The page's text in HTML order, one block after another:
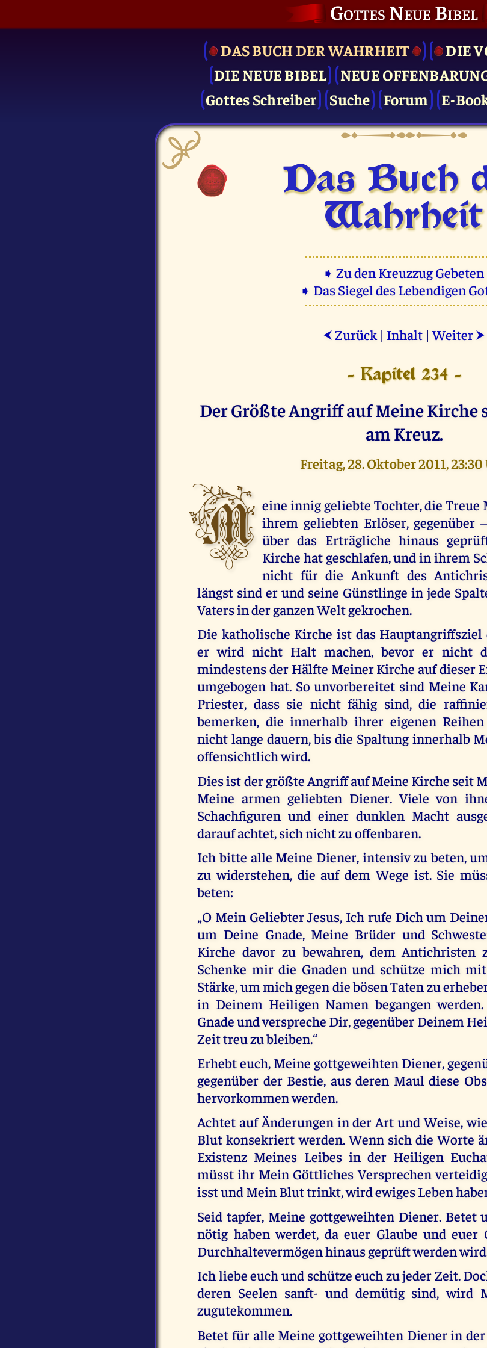
Gottes Neue Bibel
DAS BUCH DER WAHRHEIT
DIE
DIE NEUE BIBEL
NEUE
Gottes Schreiber
Suche Forum E-
Das Buch
Wahrheit
➧ Zu den Kreuzzug Gebeten
➧ Das Siegel des Lebendigen
⮜ Zurück | Inhalt |Weiter ⮞
- Kapitel 234 -
Der Größte Angriff auf Meine Kirche
am Kreuz.
Freitag, 28. Oktober 2011,
M eine innig geliebte Tochter, die
ihrem geliebten Erlöser,
über das Erträgliche hinaus
Kirche hat geschlafen, und in ihrem
nicht für die Ankunft des
längst sind er und seine Günstlinge in jede
Vaters in der ganzen Welt gekrochen.
Die katholische Kirche ist das
er wird nicht Halt machen, bevor er nicht
mindestens der Hälfte Meiner Kirche auf dieser
umgebogen hat. So unvorbereitet sind Meine
Priester, dass sie nicht fähig sind, die
bemerken, die innerhalb ihrer eigenen
nicht lange dauern, bis die Spaltung innerhalb
offensichtlich wird.
Dies ist der größte Angriff auf Meine Kirche seit
Meine armen geliebten Diener. Viele von
Schachfiguren und einer dunklen Macht
darauf achtet, sich nicht zu offenbaren.
Ich bitte alle Meine Diener, intensiv zu beten,
zu widerstehen, die auf dem Wege ist. Sie
beten:
„O Mein Geliebter Jesus, Ich rufe Dich um
um Deine Gnade, Meine Brüder und
Kirche davor zu bewahren, dem Antichristen
Schenke mir die Gnaden und schütze mich
Stärke, um mich gegen die bösen Taten zu
in Deinem Heiligen Namen begangen
Gnade und verspreche Dir, gegenüber Deinem
Zeit treu zu bleiben.“
Erhebt euch, Meine gottgeweihten Diener,
gegenüber der Bestie, aus deren Maul diese
hervorkommen werden.
Achtet auf Änderungen in der Art und Weise,
Blut konsekriert werden. Wenn sich die Worte
Existenz Meines Leibes in der Heiligen
müsst ihr Mein Göttliches Versprechen
isst und Mein Blut trinkt, wird ewiges Leben
Seid tapfer, Meine gottgeweihten Diener. Betet
nötig haben werdet, da euer Glaube und euer
Durchhaltevermögen hinaus geprüft werden
Ich liebe euch und schütze euch zu jeder Zeit.
deren Seelen sanft- und demütig sind, wird
zugutekommen.
Betet für alle Meine gottgeweihten Diener in der